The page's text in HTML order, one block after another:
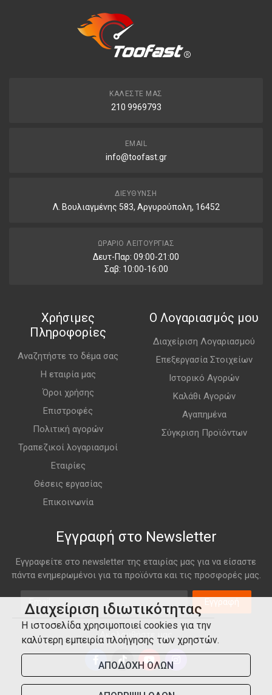
ΚΑΛΈΣΤΕ ΜΑΣ
210 9969793
EMAIL
info@toofast.gr
ΔΙΕΎΘΥΝΣΗ
Λ. Βουλιαγμένης 583, Αργυρούπολη, 16452
ΩΡΆΡΙΟ ΛΕΙΤΟΥΡΓΊΑΣ
Δευτ-Παρ: 09:00-21:00
Σαβ: 10:00-16:00
Χρήσιμες
Πληροφορίες
Αναζητήστε το δέμα σας
Η εταιρία μας
Όροι χρήσης
Επιστροφές
Πολιτική αγορών
Τραπεζικοί λογαριασμοί
Εταιρίες
Θέσεις εργασίας
Επικοινωνία
Ο Λογαριασμός μου
Διαχείριση Λογαριασμού
Επεξεργασία Στοιχείων
Ιστορικό Αγορών
Καλάθι Αγορών
Αγαπημένα
Σύγκριση Προϊόντων
Εγγραφή στο Newsletter
Εγγραφείτε στο newsletter της εταιρίας μας για να είσαστε
πάντα ενημερωμένοι για τα προϊόντα και τις προσφορές μας.
Email
Εγγραφή
Ακολουθήστε μας
Διαχείριση ιδιωτικότητας
Η ιστοσελίδα χρησιμοποιεί cookies για την
καλύτερη εμπειρία πλοήγησης των χρηστών.
ΑΠΟΔΟΧΗ ΟΛΩΝ